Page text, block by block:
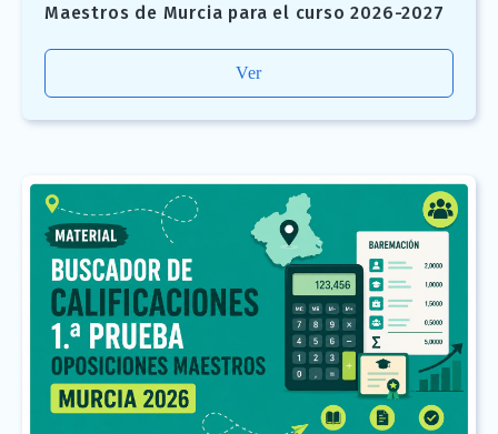
Maestros de Murcia para el curso 2026-2027
Ver